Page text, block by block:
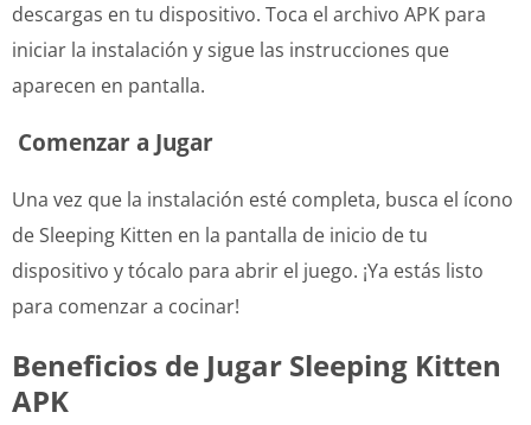
descargas en tu dispositivo. Toca el archivo APK para
iniciar la instalación y sigue las instrucciones que
aparecen en pantalla.
Comenzar a Jugar
Una vez que la instalación esté completa, busca el ícono
de Sleeping Kitten en la pantalla de inicio de tu
dispositivo y tócalo para abrir el juego. ¡Ya estás listo
para comenzar a cocinar!
Beneficios de Jugar Sleeping Kitten
APK